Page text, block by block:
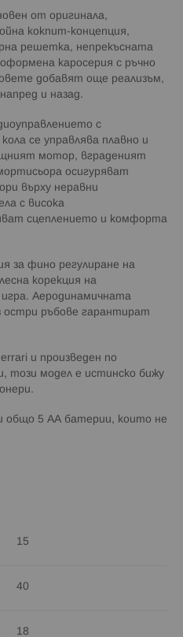
от оригинала,
кокпит-концепция,
решетка, непрекъсната
каросерия с ръчно
добавят още реализъм,
и назад.
с
се управлява плавно и
мотор, вграденият
осигуряват
върху неравни
с висока
сцеплението и комфорта
за фино регулиране на
корекция на
Аеродинамичната
остри ръбове гарантират
и произведен по
този модел е истинско бижу
общо 5 АА батерии, които не
15
40
18